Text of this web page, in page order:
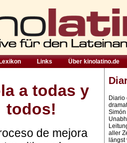
Lexikon Links Über kinolatino.de
a todas y
todos!
de mejora
Diario
aller